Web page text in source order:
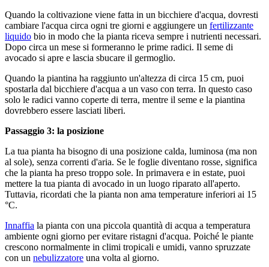
Quando la coltivazione viene fatta in un bicchiere d'acqua, dovresti
cambiare l'acqua circa ogni tre giorni e aggiungere un fertilizzante
liquido bio in modo che la pianta riceva sempre i nutrienti necessari.
Dopo circa un mese si formeranno le prime radici. Il seme di
avocado si apre e lascia sbucare il germoglio.
Quando la piantina ha raggiunto un'altezza di circa 15 cm, puoi
spostarla dal bicchiere d'acqua a un vaso con terra. In questo caso
solo le radici vanno coperte di terra, mentre il seme e la piantina
dovrebbero essere lasciati liberi.
Passaggio 3: la posizione
La tua pianta ha bisogno di una posizione calda, luminosa (ma non
al sole), senza correnti d'aria. Se le foglie diventano rosse, significa
che la pianta ha preso troppo sole. In primavera e in estate, puoi
mettere la tua pianta di avocado in un luogo riparato all'aperto.
Tuttavia, ricordati che la pianta non ama temperature inferiori ai 15
°C.
Innaffia la pianta con una piccola quantità di acqua a temperatura
ambiente ogni giorno per evitare ristagni d'acqua. Poiché le piante
crescono normalmente in climi tropicali e umidi, vanno spruzzate
con un nebulizzatore una volta al giorno.